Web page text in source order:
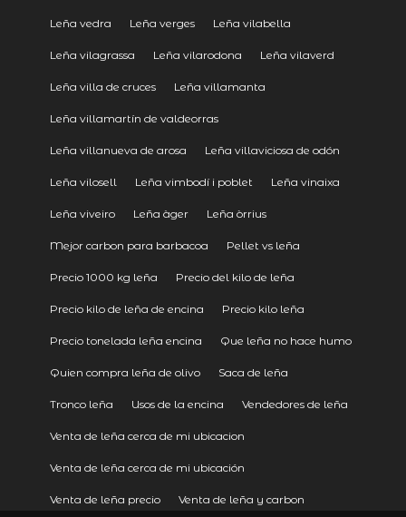
Leña vedra Leña verges Leña vilabella
Leña vilagrassa Leña vilarodona Leña vilaverd
Leña villa de cruces Leña villamanta
Leña villamartín de valdeorras
Leña villanueva de arosa Leña villaviciosa de odón
Leña vilosell Leña vimbodí i poblet Leña vinaixa
Leña viveiro Leña àger Leña òrrius
Mejor carbon para barbacoa Pellet vs leña
Precio 1000 kg leña Precio del kilo de leña
Precio kilo de leña de encina Precio kilo leña
Precio tonelada leña encina Que leña no hace humo
Quien compra leña de olivo Saca de leña
Tronco leña Usos de la encina Vendedores de leña
Venta de leña cerca de mi ubicacion
Venta de leña cerca de mi ubicación
Venta de leña precio Venta de leña y carbon